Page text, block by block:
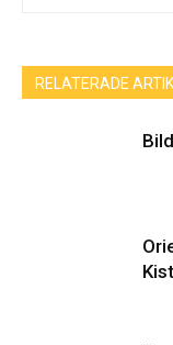
RELATERADE